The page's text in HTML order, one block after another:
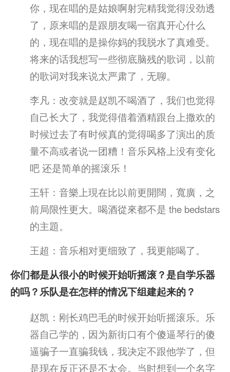
你，现在唱的是姑娘啊射完精我觉得没劲透
了，原来唱的是跟朋友喝一宿真开心什么
的，现在唱的是操你妈的我脱水了真难受。
将来的话我想写一些彻底脑残的歌词，以前
的歌词对我来说太严肃了，无聊。
李凡：改变就是赵凯不喝酒了，我们也觉得
自己长大了，我觉得借着酒精跟台上撒欢的
时候过去了有时候真的觉得喝多了演出的质
量不高或者说一团糟！音乐风格上没有变化
吧 还是简单的摇滚乐！
王轩：音樂上現在比以前更開闊，寬廣，之
前局限性更大。喝酒從來都不是 the bedstars
的主題。
王超：音乐相对更细致了，我更能喝了。
你们都是从很小的时候开始听摇滚？是自学乐器
的吗？乐队是在怎样的情况下组建起来的？
赵凯：刚长鸡巴毛的时候开始听摇滚乐。乐
器自己学的，因为新街口有个傻逼琴行的傻
逼骗子一直骗我钱，我决定不跟他学了，但
是现在反正还是不太会。当时想到一个名字